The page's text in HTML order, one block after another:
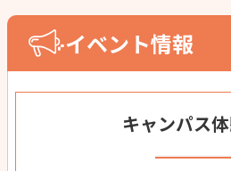
イベント情報
キャンパス